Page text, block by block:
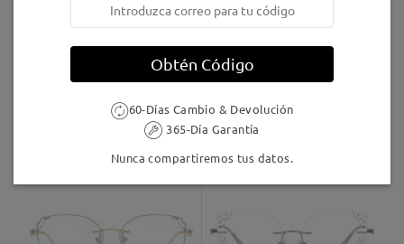
Leer todos los
comentarios
5-7 días laborales detalles
12,95 € M81232
Obtén Código
60-Días Cambio & Devolución
365-Día Garantía
Nunca compartiremos tus datos.